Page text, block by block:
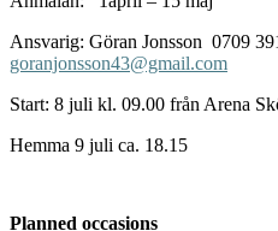
Ansvarig: Göran Jonsson 0709
goranjonsson43@gmail.com
Start: 8 juli kl. 09.00 från Arena
Hemma 9 juli ca. 18.15
Planned occasions